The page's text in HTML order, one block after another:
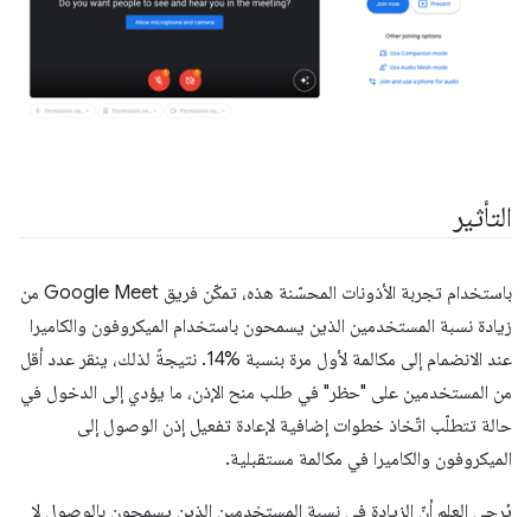
التأثير
باستخدام تجربة الأذونات المحسّنة هذه، تمكّن فريق Google Meet من
زيادة نسبة المستخدمين الذين يسمحون باستخدام الميكروفون والكاميرا
عند الانضمام إلى مكالمة لأول مرة بنسبة %14. نتيجةً لذلك، ينقر عدد أقل
من المستخدمين على "حظر" في طلب منح الإذن، ما يؤدي إلى الدخول في
حالة تتطلّب اتّخاذ خطوات إضافية لإعادة تفعيل إذن الوصول إلى
الميكروفون والكاميرا في مكالمة مستقبلية.
يُرجى العلم أنّ الزيادة في نسبة المستخدمين الذين يسمحون بالوصول لا